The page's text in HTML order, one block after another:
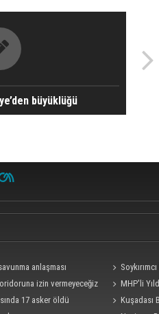
büyüklüğü
anlaşması
şehit etti
izin vermeyeceğiz
MHP'li
‘çerçeve
17 asker öldü
Kuşadası